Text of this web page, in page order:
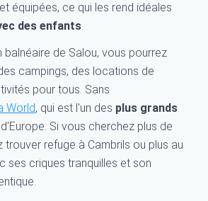
équipées, ce qui les rend idéales
des enfants.
balnéaire de Salou, vous pourrez
campings, des locations de
pour tous. Sans
World, qui est l'un des plus grands
Si vous cherchez plus de
trouver refuge à Cambrils ou plus au
ses criques tranquilles et son